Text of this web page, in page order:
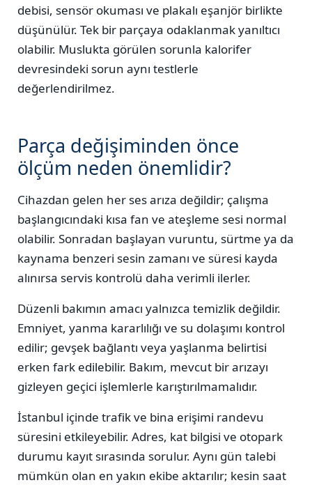
debisi, sensör okuması ve plakalı eşanjör birlikte
düşünülür. Tek bir parçaya odaklanmak yanıltıcı
olabilir. Muslukta görülen sorunla kalorifer
devresindeki sorun aynı testlerle
değerlendirilmez.
Parça değişiminden önce
ölçüm neden önemlidir?
Cihazdan gelen her ses arıza değildir; çalışma
başlangıcındaki kısa fan ve ateşleme sesi normal
olabilir. Sonradan başlayan vuruntu, sürtme ya da
kaynama benzeri sesin zamanı ve süresi kayda
alınırsa servis kontrolü daha verimli ilerler.
Düzenli bakımın amacı yalnızca temizlik değildir.
Emniyet, yanma kararlılığı ve su dolaşımı kontrol
edilir; gevşek bağlantı veya yaşlanma belirtisi
erken fark edilebilir. Bakım, mevcut bir arızayı
gizleyen geçici işlemlerle karıştırılmamalıdır.
İstanbul içinde trafik ve bina erişimi randevu
süresini etkileyebilir. Adres, kat bilgisi ve otopark
durumu kayıt sırasında sorulur. Aynı gün talebi
mümkün olan en yakın ekibe aktarılır; kesin saat